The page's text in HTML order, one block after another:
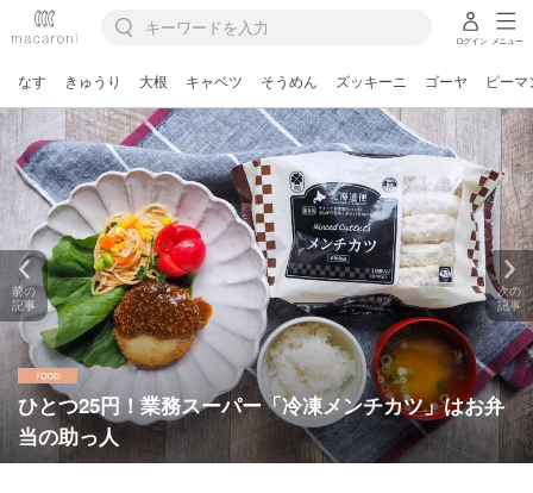
ログイン メニュー
なす きゅうり 大根 キャベツ そうめん ズッキーニ ゴーヤ ピーマ
ひとつ25円！業務スーパー「冷凍メンチカツ」はお弁
当の助っ人
前の
記事
次の
記事